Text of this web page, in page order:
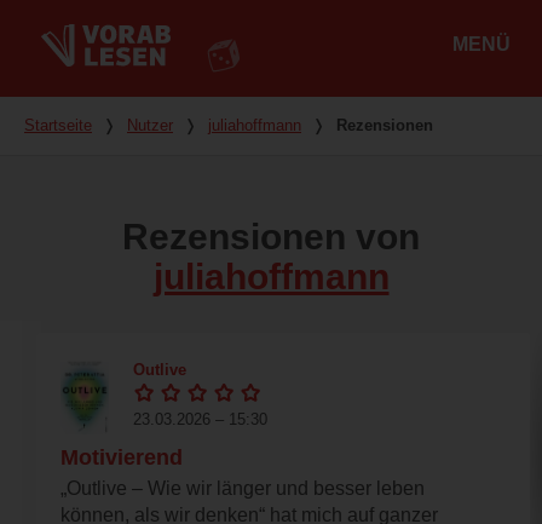
MENÜ
Du bist hier
Startseite ❭ Nutzer ❭ juliahoffmann ❭ Rezensionen
Rezensionen von
juliahoffmann
Outlive
23.03.2026 – 15:30
Motivierend
„Outlive – Wie wir länger und besser leben
können, als wir denken“ hat mich auf ganzer